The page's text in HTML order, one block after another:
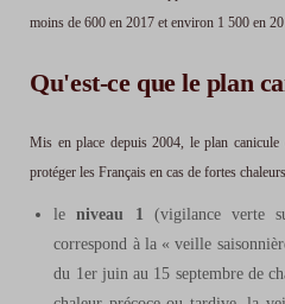
moins de 600 en 2017 et environ 1 500 en
Qu'est-ce que le plan
Mis en place depuis 2004, le plan
protéger les Français en cas de fortes
leniveau 1 (vigilance verte
correspond à la « veille
du 1er juin au 15 septembre de